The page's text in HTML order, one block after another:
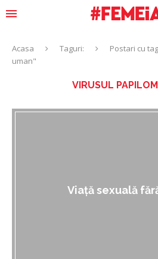
Acasa Taguri:
Postari cu
uman"
VIRUSUL
Viață sexuală